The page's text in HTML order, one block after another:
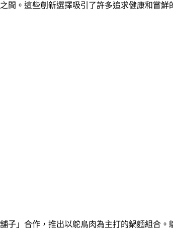
間。這些創新選擇吸引了許多追求健康和嘗鮮
子」合作，推出以鴕鳥肉為主打的鍋麵組合